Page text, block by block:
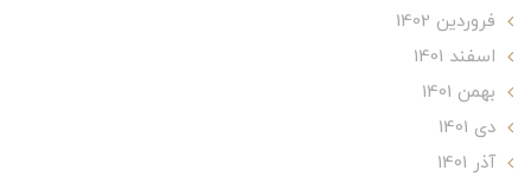
فروردین 1402
اسفند 1401
بهمن 1401
دی 1401
آذر 1401